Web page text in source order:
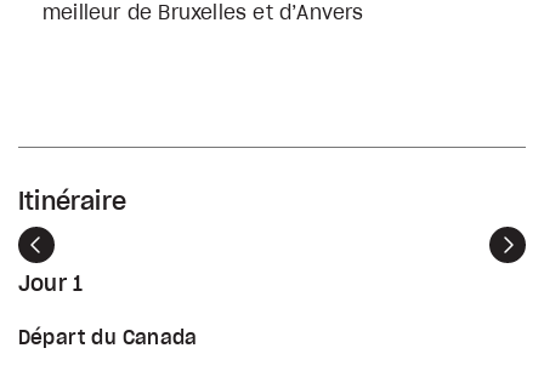
meilleur de Bruxelles et d’Anvers
Itinéraire
Précédent
Jour 1
Départ du Canada